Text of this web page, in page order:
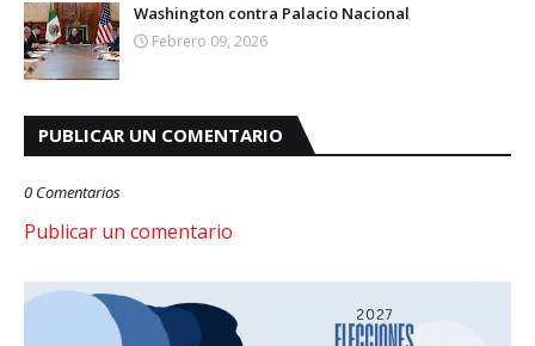
Washington contra Palacio Nacional
Febrero 09, 2026
PUBLICAR UN COMENTARIO
0 Comentarios
Publicar un comentario